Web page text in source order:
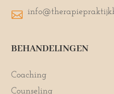

BEHANDELINGEN
Coaching
Counseling